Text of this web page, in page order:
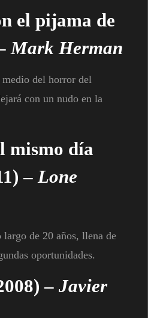
el pijama de
Mark Herman
del horror del
con un nudo en la
mismo día
– Lone
de 20 años, llena de
oportunidades.
– Javier